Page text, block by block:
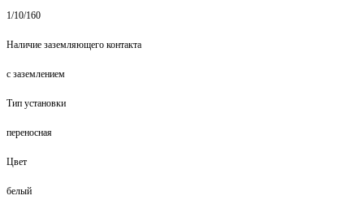
1/10/160
Наличие заземляющего контакта
с заземлением
Тип установки
переносная
Цвет
белый